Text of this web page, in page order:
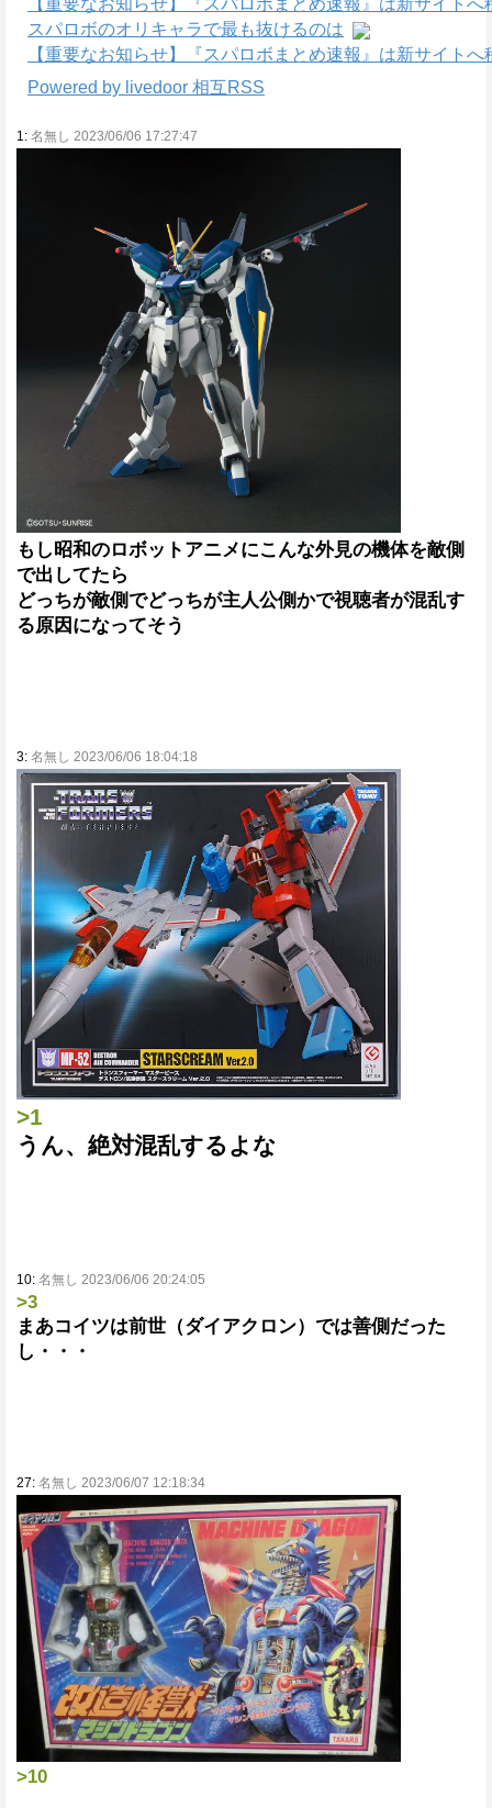
【重要なお知らせ】『スパロボまとめ速報』は新サイトへ
スパロボのオリキャラで最も抜けるのは
【重要なお知らせ】『スパロボまとめ速報』は新サイトへ
Powered by livedoor 相互RSS
1: 名無し 2023/06/06 17:27:47
もし昭和のロボットアニメにこんな外見の機体を敵側
で出してたら
どっちが敵側でどっちが主人公側かで視聴者が混乱す
る原因になってそう
3: 名無し 2023/06/06 18:04:18
>1
うん、絶対混乱するよな
10: 名無し 2023/06/06 20:24:05
>3
まあコイツは前世（ダイアクロン）では善側だった
し・・・
27: 名無し 2023/06/07 12:18:34
>10